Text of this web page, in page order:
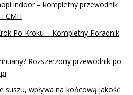
indoor – kompletny przewodnik
CMH
Po Kroku – Kompletny Poradnik
Rozszerzony przewodnik po
suszu, wpływa na końcową jakość